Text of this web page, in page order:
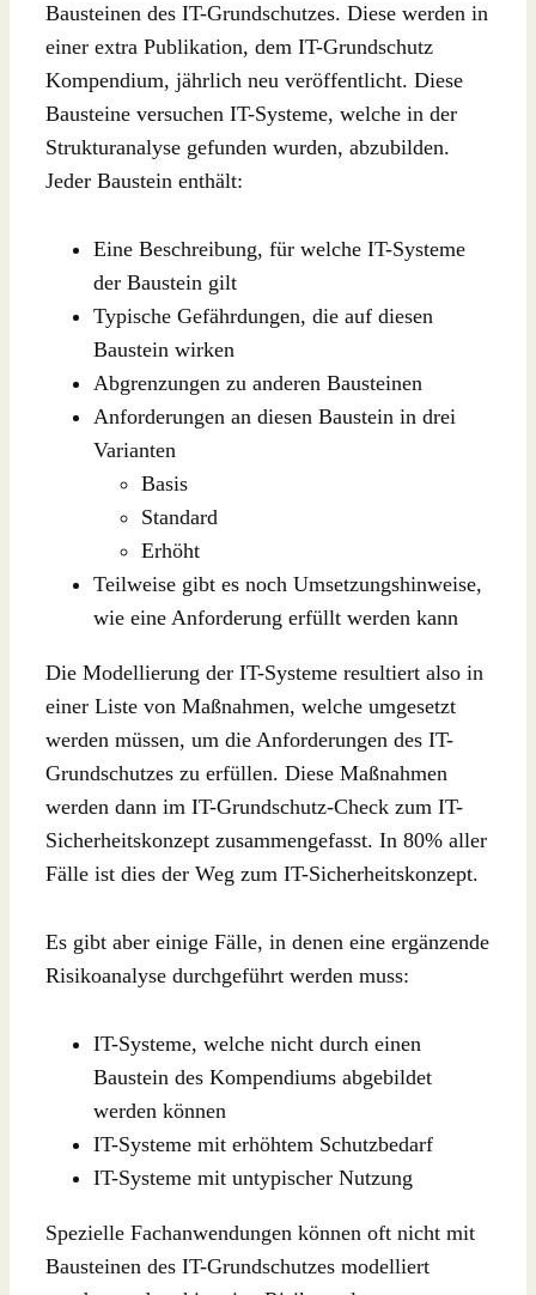
Bausteinen des IT-Grundschutzes. Diese werden in
einer extra Publikation, dem IT-Grundschutz
Kompendium, jährlich neu veröffentlicht. Diese
Bausteine versuchen IT-Systeme, welche in der
Strukturanalyse gefunden wurden, abzubilden.
Jeder Baustein enthält:
Eine Beschreibung, für welche IT-Systeme
der Baustein gilt
Typische Gefährdungen, die auf diesen
Baustein wirken
Abgrenzungen zu anderen Bausteinen
Anforderungen an diesen Baustein in drei
Varianten
Basis
Standard
Erhöht
Teilweise gibt es noch Umsetzungshinweise,
wie eine Anforderung erfüllt werden kann
Die Modellierung der IT-Systeme resultiert also in
einer Liste von Maßnahmen, welche umgesetzt
werden müssen, um die Anforderungen des IT-
Grundschutzes zu erfüllen. Diese Maßnahmen
werden dann im IT-Grundschutz-Check zum IT-
Sicherheitskonzept zusammengefasst. In 80% aller
Fälle ist dies der Weg zum IT-Sicherheitskonzept.
Es gibt aber einige Fälle, in denen eine ergänzende
Risikoanalyse durchgeführt werden muss:
IT-Systeme, welche nicht durch einen
Baustein des Kompendiums abgebildet
werden können
IT-Systeme mit erhöhtem Schutzbedarf
IT-Systeme mit untypischer Nutzung
Spezielle Fachanwendungen können oft nicht mit
Bausteinen des IT-Grundschutzes modelliert